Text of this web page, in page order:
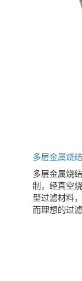
多层金属烧
多层金属烧
制，经真空
型过滤材料
而理想的过